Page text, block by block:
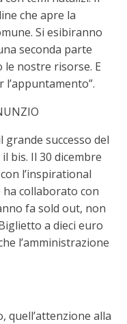
che apre la
Si esibiranno
seconda parte
nostre risorse. E
grande successo del
bis. Il 30 dicembre
l’inspirational
collaborato con
fa sold out, non
a dieci euro
l’amministrazione
quell’attenzione alla